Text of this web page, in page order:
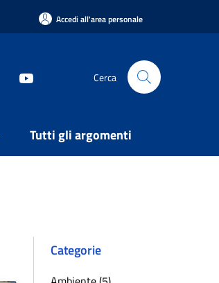
Accedi all'area personale
Cerca
Tutti gli argomenti
Categorie